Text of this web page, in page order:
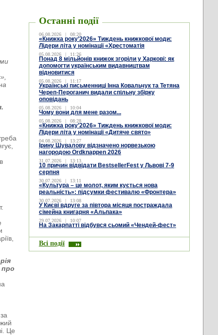
про
Це
Останні події
06.08.2026 | 08:20
«Книжка року’2026» Тиждень книжкової моди:
Лідери літа у номінації «Хрестоматія
05.08.2026 | 11:26
Понад 8 мільйонів книжок згоріли у Харкові: як
допомогти українським видавництвам
відновитися
05.08.2026 | 11:17
Українські письменниці Інна Ковальчук та Тетяна
Череп-Пероганич видали спільну збірку
оповідань
05.08.2026 | 10:04
Чому вони для мене разом...
05.08.2026 | 08:28
«Книжка року’2026» Тиждень книжкової моди:
Лідери літа у номінації «Дитяче свято»
04.08.2026 | 13:27
Ірину Шувалову відзначено норвезькою
нагородою Ordknappen 2026
31.07.2026 | 13:13
10 причин відвідати BestsellerFest у Львові 7-9
серпня
30.07.2026 | 13:11
«Культура – це молот, яким кується нова
реальність»: підсумки фестивалю «Фронтера»
30.07.2026 | 13:08
У Києві вдруге за півтора місяця постраждала
сімейна книгарня «Альпака»
29.07.2026 | 10:07
На Закарпатті відбувся сьомий «Чендей-фест»
Всі події